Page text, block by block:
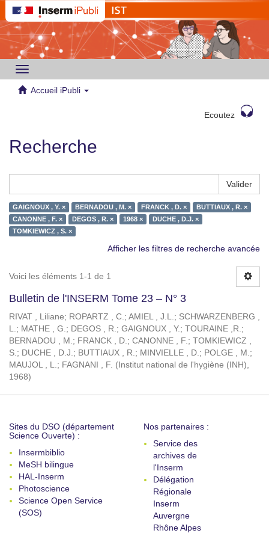
Toggle
navigation
Accueil iPubli
Ecoutez
Recherche
Valider
GAIGNOUX , Y. × BERNADOU , M. × FRANCK , D. ×
BUTTIAUX , R. ×
CANONNE , F. ×
DEGOS , R. × 1968 ×
DUCHE , D.J. ×
TOMKIEWICZ , S. ×
Afficher les filtres de recherche avancée
Voici les éléments 1-1 de 1
Bulletin de l'INSERM Tome 23 – N° 3
RIVAT , Liliane; ROPARTZ , C.; AMIEL , J.L.; SCHWARZENBERG ,
L.; MATHE , G.; DEGOS , R.; GAIGNOUX , Y.; TOURAINE ,R.;
BERNADOU , M.; FRANCK , D.; CANONNE , F.; TOMKIEWICZ ,
S.; DUCHE , D.J.; BUTTIAUX , R.; MINVIELLE , D.; POLGE , M.;
MAUJOL , L.; FAGNANI , F. ( Institut national de l'hygiène (INH),
1968)
Sites du DSO (département
Science Ouverte) :
Insermbiblio
MeSH bilingue
HAL-Inserm
Photoscience
Science Open Service
(SOS)
Nos partenaires :
Service des
archives de
l'Inserm
Délégation
Régionale
Inserm
Auvergne
Rhône Alpes